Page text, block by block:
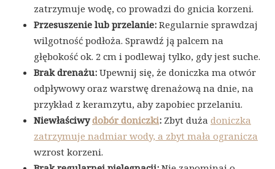
zatrzymuje wodę, co prowadzi do gnicia korzeni.
Przesuszenie lub przelanie: Regularnie sprawdzaj
wilgotność podłoża. Sprawdź ją palcem na
głębokość ok. 2 cm i podlewaj tylko, gdy jest suche.
Brak drenażu: Upewnij się, że doniczka ma otwór
odpływowy oraz warstwę drenażową na dnie, na
przykład z keramzytu, aby zapobiec przelaniu.
Niewłaściwydobór doniczki: Zbyt duża doniczka
zatrzymuje nadmiar wody, a zbyt mała ogranicza
wzrost korzeni.